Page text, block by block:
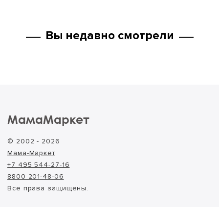
Вы недавно смотрели
МамаМаркет
© 2002 - 2026
Мама-Маркет
+7 495 544-27-16
8800 201-48-06
Все права защищены.